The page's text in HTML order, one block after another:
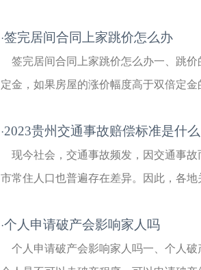
·签完居间合同上家跳价怎么办
签完居间合同上家跳价怎么办一、跳
定金，如果房屋的涨价幅度高于双倍定
·2023贵州交通事故赔偿标准是什么
现今社会，交通事故频发，因交通事
市常住人口也普遍存在差异。因此，各
·个人申请破产会影响家人吗
个人申请破产会影响家人吗一、个人